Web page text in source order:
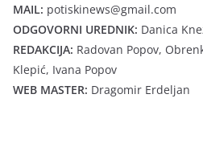
MAIL: potiskinews@gmail.com
ODGOVORNI UREDNIK: Danica
REDAKCIJA: Radovan Popov,
Klepić, Ivana Popov
WEB MASTER: Dragomir Erdeljan